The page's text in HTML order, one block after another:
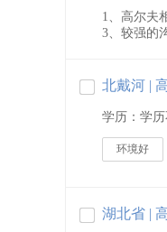
1、高尔夫
3、较强的
北戴河 |
学历：学历
环境好
湖北省 |